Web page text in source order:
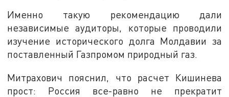
Именно такую рекомендацию дали
независимые аудиторы, которые проводили
изучение исторического долга Молдавии за
поставленный Газпромом природный газ.
Митрахович пояснил, что расчет Кишинева
прост: Россия все-равно не прекратит